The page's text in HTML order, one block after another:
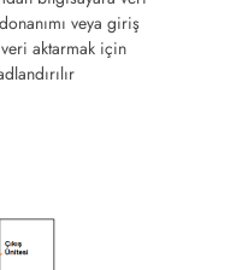
veya giriş
aktarmak için